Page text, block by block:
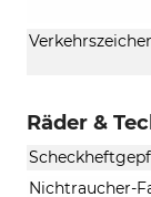
Räder &
Nichtraucher-